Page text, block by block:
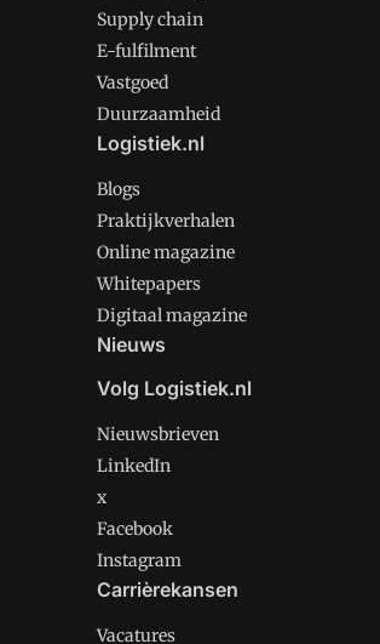
Supply chain
E-fulfilment
Vastgoed
Duurzaamheid
Logistiek.nl
Blogs
Praktijkverhalen
Online magazine
Whitepapers
Digitaal magazine
Nieuws
Volg Logistiek.nl
Nieuwsbrieven
LinkedIn
x
Facebook
Instagram
Carrièrekansen
Vacatures